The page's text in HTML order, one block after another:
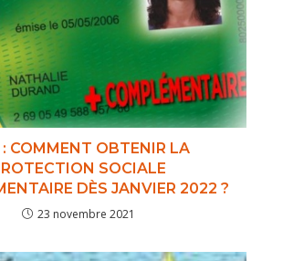
: COMMENT OBTENIR LA
SOCIALE
DÈS JANVIER 2022 ?
23 novembre 2021